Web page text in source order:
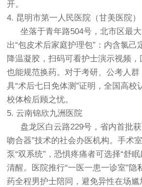
开。
4. 昆明市第一人民医院（甘美医院）
坐落于青年路504号，北市区最
出“包皮术后家庭护理包”：内含氯己
降温凝胶，扫码可看护士演示视频
也能规范换药。对于考研、公考人
具“术后七日免体测”证明，全国高校
校体检后顾之忧。
5. 云南锦欣九洲医院
盘龙区白云路229号，省内首批
吻合器”技术的社会办医机构。手术
泵“双系统”，恐惧疼痛者可选择“舒
清醒。医院推行“一医一患一诊室”隐
药全程男护士陪同，避免异性在场